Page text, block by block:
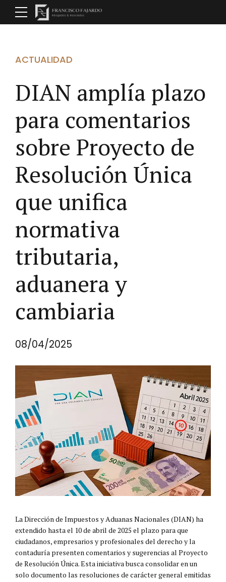
ACTUALIDAD
DIAN amplía plazo
para comentarios
sobre Proyecto de
Resolución Única
que unifica
normativa
tributaria,
aduanera y
cambiaria
08/04/2025
La Dirección de Impuestos y Aduanas Nacionales (DIAN) ha
extendido hasta el 10 de abril de 2025 el plazo para que
ciudadanos, empresarios y profesionales del derecho y la
contaduría presenten comentarios y sugerencias al Proyecto
de Resolución Única. Esta iniciativa busca consolidar en un
solo documento las resoluciones de carácter general emitidas